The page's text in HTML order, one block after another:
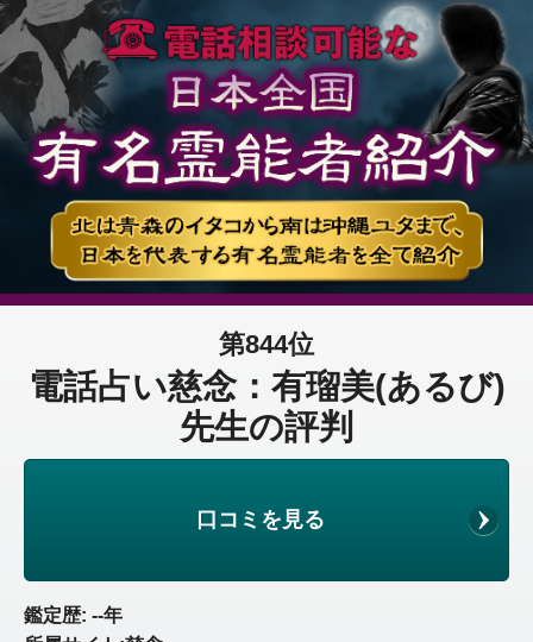
第844位
電話占い慈念：有瑠美(あるび)
先生の評判
口コミを見る
鑑定歴: --年